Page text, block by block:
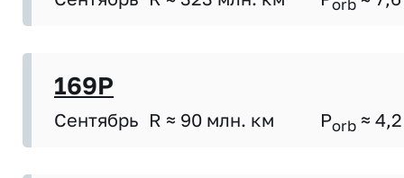
orb
169P
Сентябрь R ≈ 90 млн. км Porb ≈ 4,2